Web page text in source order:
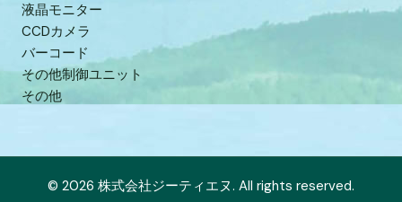
液晶モニター
CCDカメラ
バーコード
その他制御ユニット
その他
© 2026 株式会社ジーティエヌ. All rights reserved.